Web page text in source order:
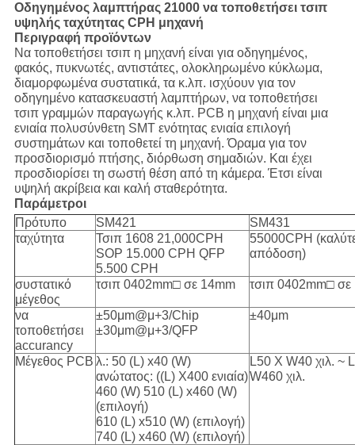
Οδηγημένος λαμπτήρας 21000 να τοποθετήσει τσιπ
υψηλής ταχύτητας CPH μηχανή
Περιγραφή προϊόντων
Να τοποθετήσει τσιπ η μηχανή είναι για οδηγημένος,
φακός, πυκνωτές, αντιστάτες, ολοκληρωμένο κύκλωμα,
διαμορφωμένα συστατικά, τα κ.λπ. ισχύουν για τον
οδηγημένο κατασκευαστή λαμπτήρων, να τοποθετήσει
τσιπ γραμμών παραγωγής κ.λπ. PCB η μηχανή είναι μια
ενιαία πολυσύνθετη SMT ενότητας ενιαία επιλογή
συστημάτων και τοποθετεί τη μηχανή. Όραμα για τον
προσδιορισμό πτήσης, διόρθωση σημαδιών. Και έχει
προσδιορίσει τη σωστή θέση από τη κάμερα. Έτσι είναι
υψηλή ακρίβεια και καλή σταθερότητα.
Παράμετροι
Πρότυπο
SM421
SM431
ταχύτητα
Τσιπ 1608 21,000CPH
SOP 15.000 CPH QFP
5.500 CPH
55000CPH
απόδοση)
συστατικό
μέγεθος
τσιπ 0402mm□ σε 14mm τσιπ 0402mm□ σε
να
τοποθετήσει
accurancy
±50μm@μ+3/Chip
±30μm@μ+3/QFP
±40μm
Μέγεθος PCB λ.: 50 (L) x40 (W)
ανώτατος: ((L) X400 ενιαία)
460 (W) 510 (L) x460 (W)
(επιλογή)
610 (L) x510 (W) (επιλογή)
740 (L) x460 (W) (επιλογή)
L50 Χ W40 χιλ. ~
W460 χιλ.